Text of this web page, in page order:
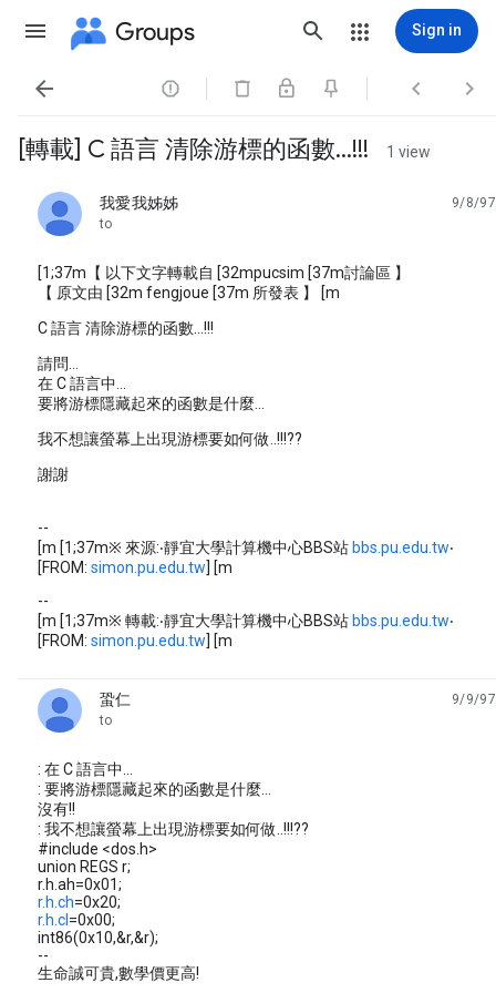
Groups Sign in
   
[轉載] C 語言 清除游標的函數...!!! 1 view
我愛我姊姊
unread,
9/8/97
to
[1;37m【 以下文字轉載自 [32mpucsim [37m討論區 】
【 原文由 [32m fengjoue [37m 所發表 】 [m
C 語言 清除游標的函數...!!!
請問...
在 C 語言中...
要將游標隱藏起來的函數是什麼...
我不想讓螢幕上出現游標要如何做..!!!??
謝謝
--
[m [1;37m※ 來源:‧靜宜大學計算機中心BBS站 bbs.pu.edu.tw‧
[FROM: simon.pu.edu.tw] [m
--
[m [1;37m※ 轉載:‧靜宜大學計算機中心BBS站 bbs.pu.edu.tw‧
[FROM: simon.pu.edu.tw] [m
蛩仁
unread,
9/9/97
to
: 在 C 語言中...
: 要將游標隱藏起來的函數是什麼...
沒有!!
: 我不想讓螢幕上出現游標要如何做..!!!??
#include <dos.h>
union REGS r;
r.h.ah=0x01;
r.h.ch=0x20;
r.h.cl =0x00;
int86(0x10,&r,&r);
--
生命誠可貴,數學價更高!